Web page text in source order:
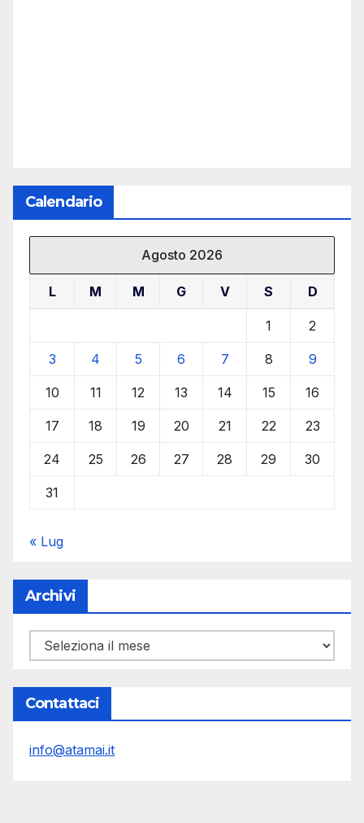
Calendario
Agosto 2026
L M M G V S D
1 2
3 4 5 6 7 8 9
10 11 12 13 14 15 16
17 18 19 20 21 22 23
24 25 26 27 28 29 30
31
« Lug
Archivi
Archivi
Contattaci
info@atamai.it